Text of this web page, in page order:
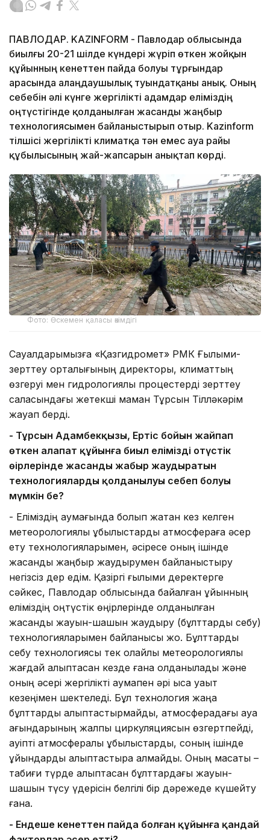
ПАВЛОДАР. KAZINFORM - Павлодар облысында
биылғы 20-21 шілде күндері жүріп өткен жойқын
құйынның кенеттен пайда болуы тұрғындар
арасында алаңдаушылық туындатқаны анық. Оның
себебін әлі күнге жергілікті адамдар еліміздің
оңтүстігінде қолданылған жасанды жаңбыр
технологиясымен байланыстырып отыр. Kazinform
тілшісі жергілікті климатқа тән емес ауа райы
құбылысының жай-жапсарын анықтап көрді.
Фото: Өскемен қаласы әкімдігі
Сауалдарымызға «Қазгидромет» РМК Ғылыми-
зерттеу орталығының директоры, климаттың
өзгеруі мен гидрологиялық процестерді зерттеу
саласындағы жетекші маман Тұрсын Тілләкәрім
жауап берді.
- Тұрсын Адамбекқызы, Ертіс бойын жайпап
өткен алапат құйынға биыл еліміздің оңтүстік
өңірлерінде жасанды жаңбыр жаудыратын
технологиялардың қолданылуы себеп болуы
мүмкін бе?
- Еліміздің аумағында болып жатқан кез келген
метеорологиялық құбылыстарды атмосфераға әсер
ету технологияларымен, әсіресе оның ішінде
жасанды жаңбыр жаудырумен байланыстыру
негізсіз дер едім. Қазіргі ғылыми деректерге
сәйкес, Павлодар облысында байқалған құйынның
еліміздің оңтүстік өңірлерінде қолданылған
жасанды жауын-шашын жаудыру (бұлттарды себу)
технологияларымен байланысы жоқ. Бұлттарды
себу технологиясы тек қолайлы метеорологиялық
жағдай қалыптасқан кезде ғана қолданылады және
оның әсері жергілікті аумақпен әрі қысқа уақыт
кезеңімен шектеледі. Бұл технология жаңа
бұлттарды қалыптастырмайды, атмосферадағы ауа
ағындарының жалпы циркуляциясын өзгертпейді,
қауіпті атмосфералық құбылыстарды, соның ішінде
құйындарды қалыптастыра алмайды. Оның мақсаты –
табиғи түрде қалыптасқан бұлттардағы жауын-
шашын түсу үдерісін белгілі бір дәрежеде күшейту
ғана.
- Ендеше кенеттен пайда болған құйынға қандай